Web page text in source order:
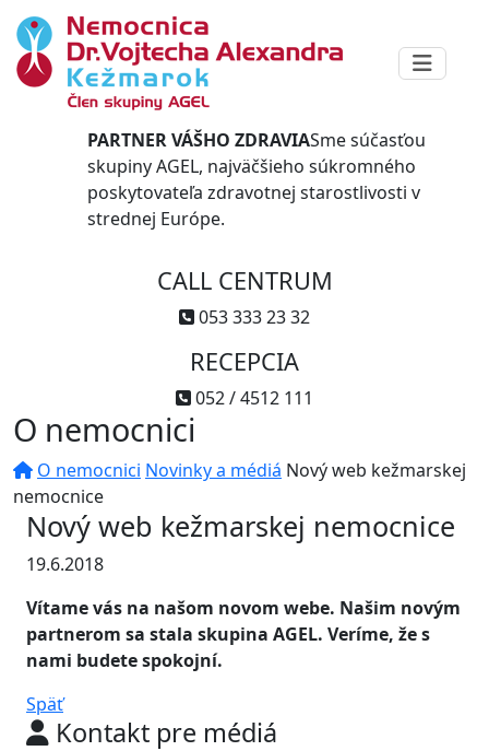
PARTNER VÁŠHO ZDRAVIASme súčasťou
skupiny AGEL, najväčšieho súkromného
poskytovateľa zdravotnej starostlivosti v
strednej Európe.
CALL CENTRUM
053 333 23 32
RECEPCIA
052 / 4512 111
O nemocnici
O nemocnici Novinky a médiá Nový web kežmarskej
nemocnice
Nový web kežmarskej nemocnice
19.6.2018
Vítame vás na našom novom webe. Našim novým
partnerom sa stala skupina AGEL. Veríme, že s
nami budete spokojní.
Späť
Kontakt pre médiá